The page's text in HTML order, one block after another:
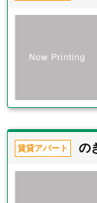
賃貸アパート の